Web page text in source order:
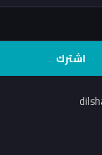
اشترك